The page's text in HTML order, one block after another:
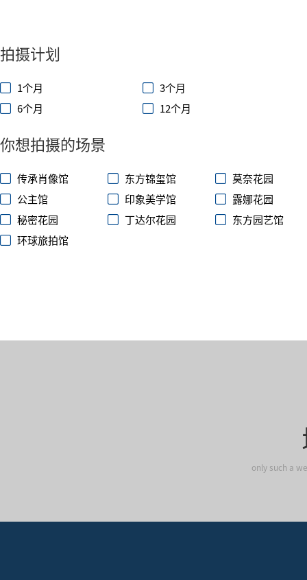
拍摄计划
1个月
3个月
6个月
12个月
你想拍摄的场景
传承肖像馆 东方锦玺馆
莫奈花园
公主馆
印象美学馆
露娜花园
秘密花园
丁达尔花园
东方园艺馆
环球旅拍馆
only such a